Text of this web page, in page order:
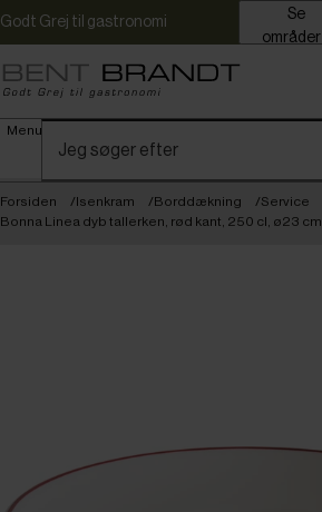
Godt Grej til gastronomi
områder
Menu
Forsiden Isenkram Borddækning Service
Bonna Linea dyb tallerken, rød kant, 250 cl, ø23 cm